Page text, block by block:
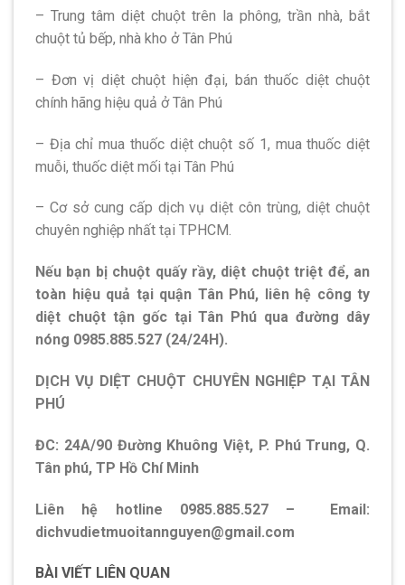
– Trung tâm diệt chuột trên la phông, trần nhà, bắt
chuột tủ bếp, nhà kho ở Tân Phú
– Đơn vị diệt chuột hiện đại, bán thuốc diệt chuột
chính hãng hiệu quả ở Tân Phú
– Địa chỉ mua thuốc diệt chuột số 1, mua thuốc diệt
muỗi, thuốc diệt mối tại Tân Phú
– Cơ sở cung cấp dịch vụ diệt côn trùng, diệt chuột
chuyên nghiệp nhất tại TPHCM.
Nếu bạn bị chuột quấy rầy, diệt chuột triệt để, an
toàn hiệu quả tại quận Tân Phú, liên hệ công ty
diệt chuột tận gốc tại Tân Phú qua đường dây
nóng 0985.885.527 (24/24H).
DỊCH VỤ DIỆT CHUỘT CHUYÊN NGHIỆP TẠI TÂN
PHÚ
ĐC: 24A/90 Đường Khuông Việt, P. Phú Trung, Q.
Tân phú, TP Hồ Chí Minh
Liên hệ hotline 0985.885.527 –
Email:
dichvudietmuoitannguyen@gmail.com
BÀI VIẾT LIÊN QUAN